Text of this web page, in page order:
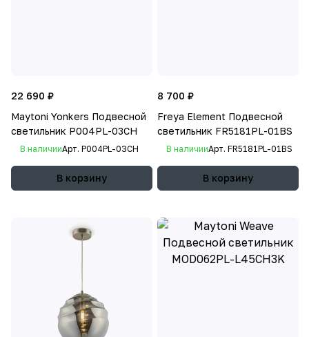
22 690 ₽
Maytoni Yonkers Подвесной
светильник P004PL-03CH
В наличииАрт. P004PL-03CH
В корзину
8 700 ₽
Freya Element Подвесной
светильник FR5181PL-01BS
В наличииАрт. FR5181PL-01BS
В корзину